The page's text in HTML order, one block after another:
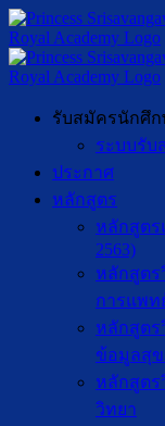
รับสมัครนักศึก
ระบบรับ
ประกาศ
หลักสูตร
หลักสูต
2563)
หลักสูต
การแพท
หลักสูต
ข้อมูลสุ
หลักสูต
วิทยา